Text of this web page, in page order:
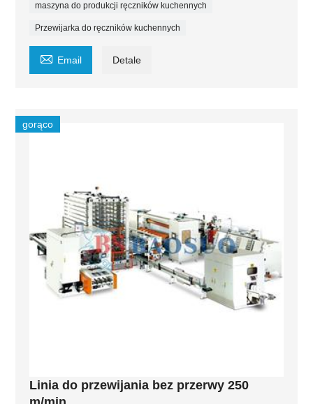
maszyna do produkcji ręczników kuchennych
Przewijarka do ręczników kuchennych
 Email Detale
gorąco
Linia do przewijania bez przerwy 250